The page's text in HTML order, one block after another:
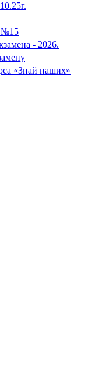
№15
- 2026.
«Знай наших»